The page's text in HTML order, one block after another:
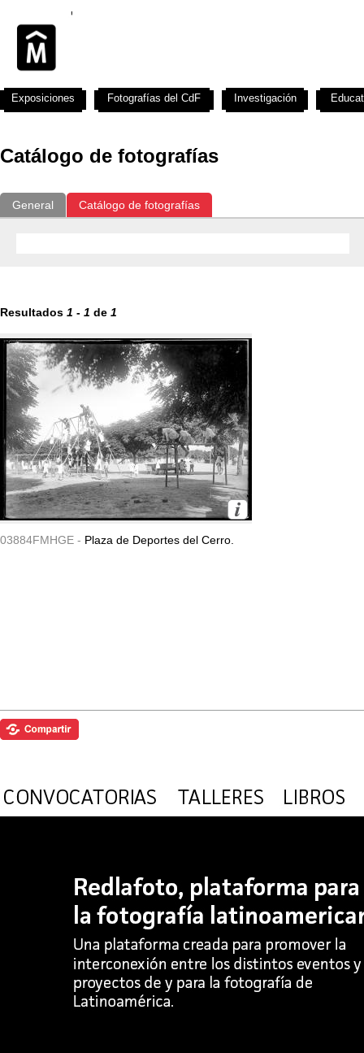
Catálogo de fotografías
General Catálogo de fotografías
Resultados 1 - 1 de 1
03884FMHGE - Plaza de Deportes del Cerro.
Exposiciones Fotografías del CdF Investigación